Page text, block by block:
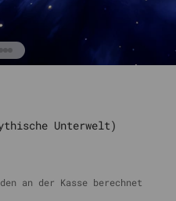
zu Element 1
zu Element 2
zu Element 3
Gehe zu Element 4
Gehe zu Element 5
Unterwelt)
an der Kasse berechnet